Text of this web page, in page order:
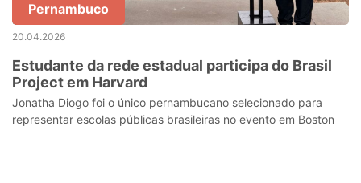
Pernambuco
20.04.2026
Estudante da rede estadual participa do Brasil
Project em Harvard
Jonatha Diogo foi o único pernambucano selecionado para
representar escolas públicas brasileiras no evento em Boston